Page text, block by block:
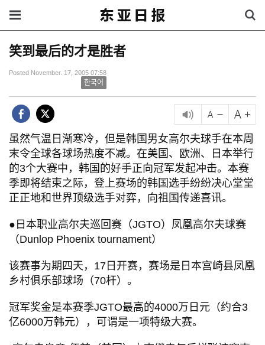
笑到最后的才是胜者
Posted November. 17, 2005 07:58
한국어
虽然气温日渐寒冷，但是韩国男女高尔夫球手在本周
末令全球各球场热度不减。在美国、欧洲、日本举行
的3个大赛中，韩国的好手正向冠军发起冲击。本赛
季即将结束之际，登上赛场的韩国选手纷纷决心堂堂
正正地和世界顶级选手对弈，向祖国传递喜讯。
●日本职业高尔夫巡回赛（JGTO）凤凰高尔夫球赛
（Dunlop Phoenix tournament）
该赛事为期四天，17日开赛，赛场是日本宫崎县凤凰
乡村俱乐部球场（70杆）。
冠军奖金是本赛季JGTO最高的4000万日元（约合3
亿6000万韩元），可谓是一项特级大赛。